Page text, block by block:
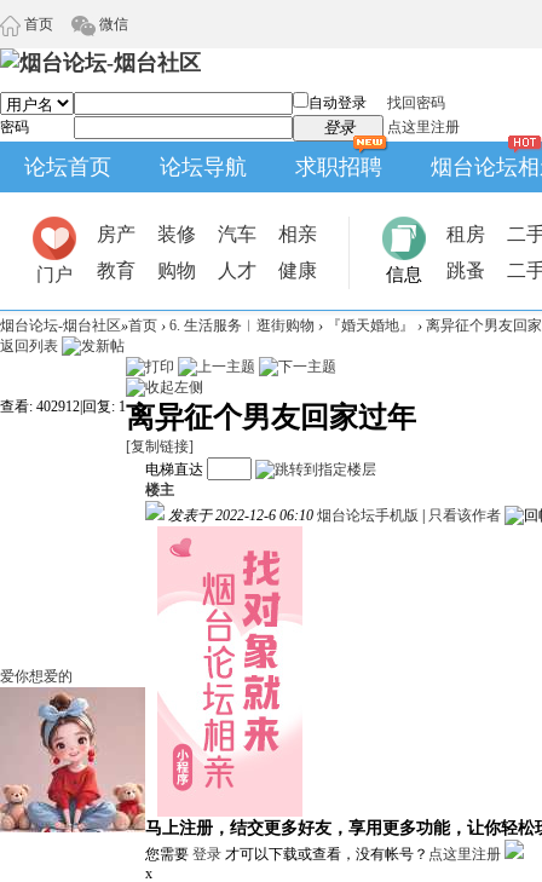
首页 微信
自动登录
找回密码
密码
登录 点这里注册
论坛首页 论坛导航 求职招聘 烟台论坛
门户
房产 装修 汽车
相亲
教育
购物 人才 健康 信息
租房
二
跳蚤
二
烟台论坛-烟台社区»首页 › 6. 生活服务︱逛街购物 › 『婚天婚地』 › 离异征个男友回
返回列表
查看: 402912 回复: 1离异征个男友回家过年
[复制链接]
爱你想爱的
电梯直达
楼主
发表于 2022-12-6 06:10 烟台论坛手机版 只看该作者
马上注册，结交更多好友，享用更多功能，让你轻松
您需要 登录 才可以下载或查看，没有帐号？ 点这里注册
x